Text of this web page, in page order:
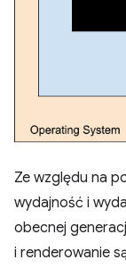
Ze względu na
wydajność i
obecnej
i renderowanie